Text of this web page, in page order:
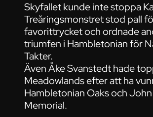
Skyfallet kunde inte stoppa
Treåringsmonstret stod pall
favorittrycket och ordnade
triumfen i Hambletonian för
Takter.
Även Åke Svanstedt hade
Meadowlands efter att ha
Hambletonian Oaks och
Memorial.